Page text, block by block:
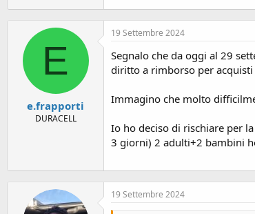
E
e.frapporti
DURACELL
19 Settembre 2024
Segnalo che da oggi al 29
diritto a rimborso per
Immagino che molto
Io ho deciso di rischiare per
3 giorni) 2 adulti+2 bambini
19 Settembre 2024